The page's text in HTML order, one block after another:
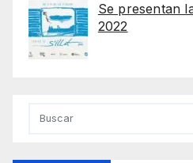
Se presentan
2022